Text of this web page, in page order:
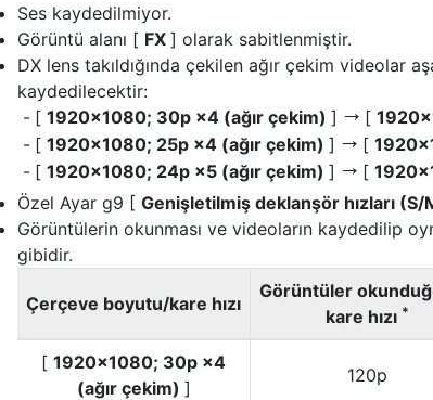
Ses kaydedilmiyor.
Görüntü alanı [ FX ] olarak sabitlenmiştir.
DX lens takıldığında çekilen ağır çekim videolar
kaydedilecektir:
[ 1920×1080; 30p ×4 (ağır çekim) ] V [
[ 1920×1080; 25p ×4 (ağır çekim) ] V [
[ 1920×1080; 24p ×5 (ağır çekim) ] V [
Özel Ayar g9 [ Genişletilmiş deklanşör hızları (S/
Görüntülerin okunması ve videoların kaydedilip
gibidir.
Çerçeve boyutu/kare hızı
Görüntüler
kare hızı *
[ 1920×1080; 30p ×4
(ağır çekim) ]
120p